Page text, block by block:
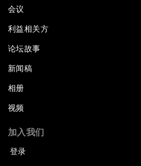
Global Growth Companies
Engaging in Energy
Closing Remarks
会议
利益相关方
论坛故事
新闻稿
相册
视频
加入我们
登录